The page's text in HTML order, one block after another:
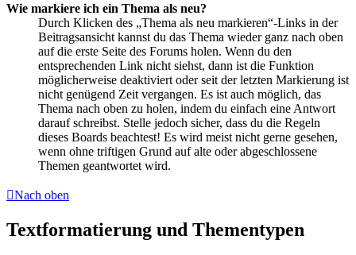
Wie markiere ich ein Thema als neu?
Durch Klicken des „Thema als neu markieren“-Links in der
Beitragsansicht kannst du das Thema wieder ganz nach oben
auf die erste Seite des Forums holen. Wenn du den
entsprechenden Link nicht siehst, dann ist die Funktion
möglicherweise deaktiviert oder seit der letzten Markierung ist
nicht genügend Zeit vergangen. Es ist auch möglich, das
Thema nach oben zu holen, indem du einfach eine Antwort
darauf schreibst. Stelle jedoch sicher, dass du die Regeln
dieses Boards beachtest! Es wird meist nicht gerne gesehen,
wenn ohne triftigen Grund auf alte oder abgeschlossene
Themen geantwortet wird.
Nach oben
Textformatierung und Thementypen